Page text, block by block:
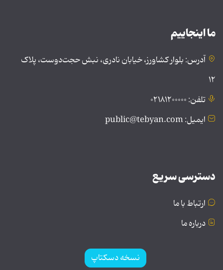
ما اینجاییم
آدرس: بلوار کشاورز، خیابان نادری، نبش حجت‌دوست، پلاک
۱۲
تلفن: ۰۲۱۸۱۲۰۰۰۰۰
ایمیل: public@tebyan.com
دسترسی سریع
ارتباط با ما
درباره ما
نسخه دسکتاپ